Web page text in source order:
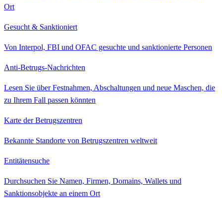
Ort
Gesucht & Sanktioniert
Von Interpol, FBI und OFAC gesuchte und sanktionierte Personen
Anti-Betrugs-Nachrichten
Lesen Sie über Festnahmen, Abschaltungen und neue Maschen, die
zu Ihrem Fall passen könnten
Karte der Betrugszentren
Bekannte Standorte von Betrugszentren weltweit
Entitätensuche
Durchsuchen Sie Namen, Firmen, Domains, Wallets und
Sanktionsobjekte an einem Ort